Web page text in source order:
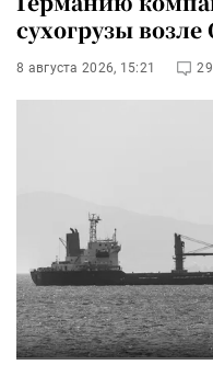
сухогрузы
8 августа 2026, 15:21 29